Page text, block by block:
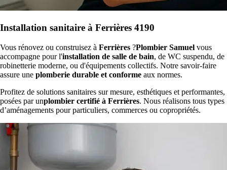
Installation sanitaire à Ferrières 4190
Vous rénovez ou construisez à Ferrières ?Plombier Samuel vous
accompagne pour l'installation de salle de bain, de WC suspendu, de
robinetterie moderne, ou d'équipements collectifs. Notre savoir-faire
assure une plomberie durable et conforme aux normes.
Profitez de solutions sanitaires sur mesure, esthétiques et performantes,
posées par unplombier certifié à Ferrières. Nous réalisons tous types
d’aménagements pour particuliers, commerces ou copropriétés.